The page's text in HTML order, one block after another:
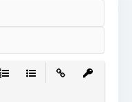
СПИСОК
МАРКИРОВАННЫЙ
ВСТАВИТЬ